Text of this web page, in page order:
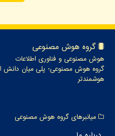
گروه هوش مصنوعی
هوش مصنوعی و فناوری اطلاعات
گروه هوش مصنوعی؛ پلی میان دانش
هوشمندتر
میانبرهای گروه هوش مصنوعی